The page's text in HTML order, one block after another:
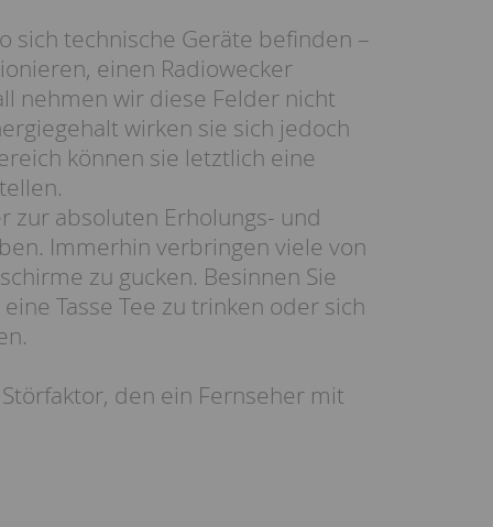
sich technische Geräte befinden –
einen Radiowecker
nehmen wir diese Felder nicht
wirken sie sich jedoch
können sie letztlich eine
zur absoluten Erholungs- und
Immerhin verbringen viele von
zu gucken. Besinnen Sie
Tasse Tee zu trinken oder sich
den ein Fernseher mit